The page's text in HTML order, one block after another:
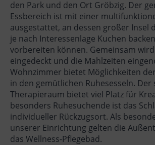
den Park und den Ort Gröbzig. Der
Essbereich ist mit einer
ausgestattet, an dessen großer Insel
je nach Interessenlage Kuchen
vorbereiten können. Gemeinsam
eingedeckt und die Mahlzeiten
Wohnzimmer bietet Möglichkeiten
in den gemütlichen Ruhesesseln. Der
Therapieraum bietet viel Platz für
besonders Ruhesuchende ist das
individueller Rückzugsort. Als
unserer Einrichtung gelten die
das Wellness-Pflegebad.